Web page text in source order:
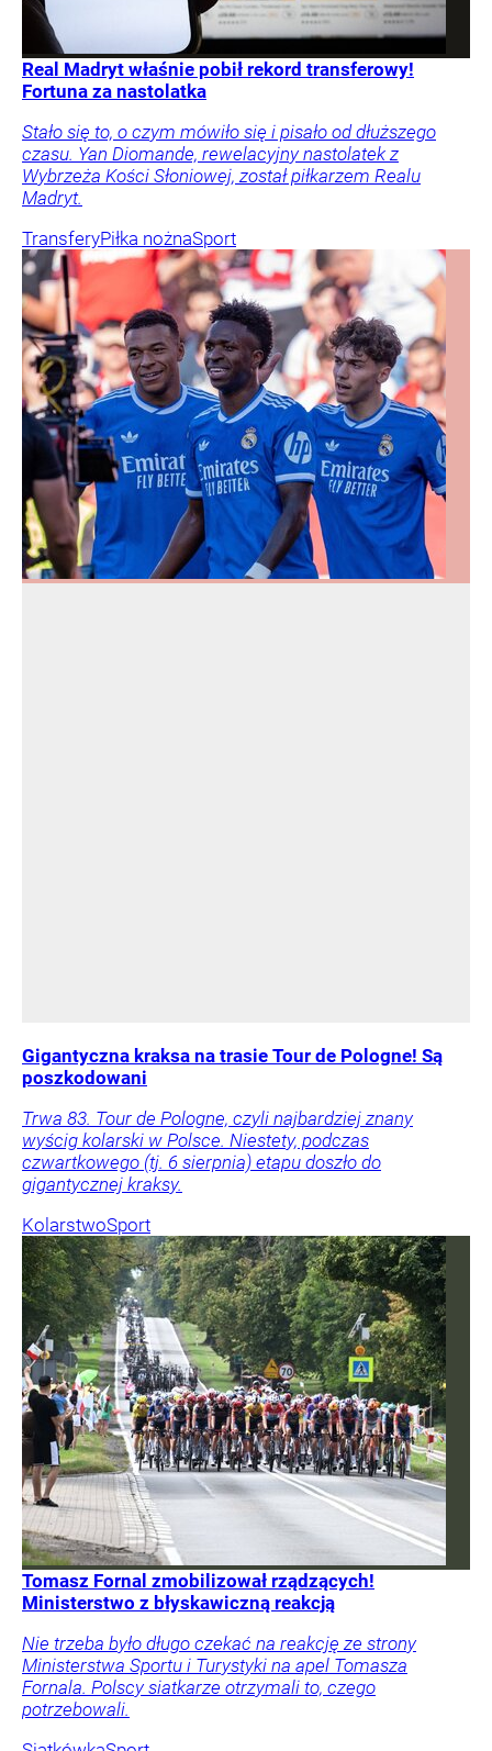
Real Madryt właśnie pobił rekord transferowy!
Fortuna za nastolatka
Stało się to, o czym mówiło się i pisało od dłuższego
czasu. Yan Diomande, rewelacyjny nastolatek z
Wybrzeża Kości Słoniowej, został piłkarzem Realu
Madryt.
TransferyPiłka nożnaSport
Gigantyczna kraksa na trasie Tour de Pologne! Są
poszkodowani
Trwa 83. Tour de Pologne, czyli najbardziej znany
wyścig kolarski w Polsce. Niestety, podczas
czwartkowego (tj. 6 sierpnia) etapu doszło do
gigantycznej kraksy.
KolarstwoSport
Tomasz Fornal zmobilizował rządzących!
Ministerstwo z błyskawiczną reakcją
Nie trzeba było długo czekać na reakcję ze strony
Ministerstwa Sportu i Turystyki na apel Tomasza
Fornala. Polscy siatkarze otrzymali to, czego
potrzebowali.